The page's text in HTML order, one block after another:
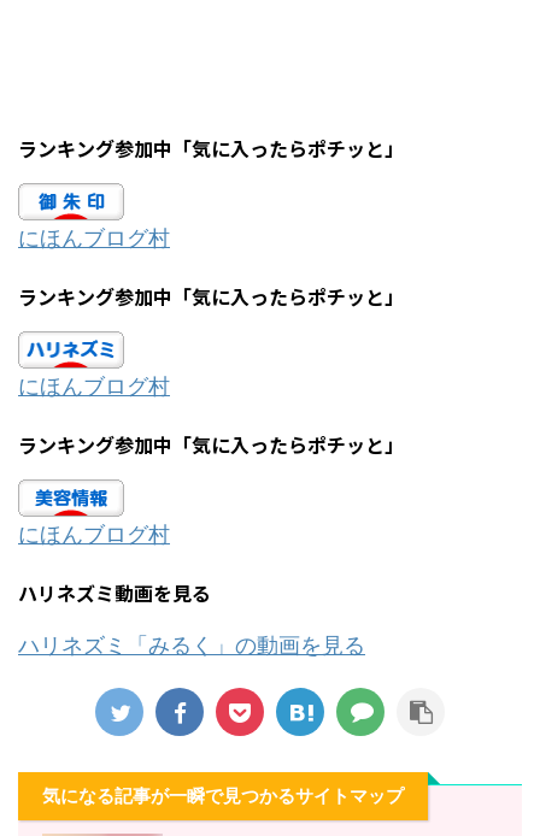
ランキング参加中「気に入ったらポチッと」
にほんブログ村
ランキング参加中「気に入ったらポチッと」
にほんブログ村
ランキング参加中「気に入ったらポチッと」
にほんブログ村
ハリネズミ動画を見る
ハリネズミ「みるく」の動画を見る
気になる記事が一瞬で見つかるサイトマップ